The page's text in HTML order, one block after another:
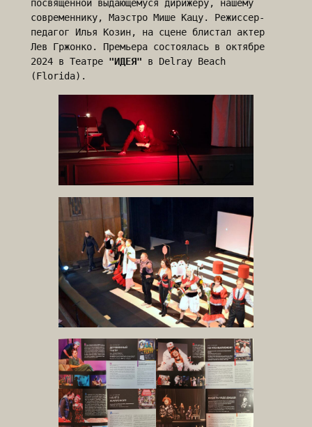
посвященной выдающемуся дирижеру, нашему
современнику, Маэстро Мише Кацу. Режиссер-
педагог Илья Козин, на сцене блистал актер
Лев Гржонко. Премьера состоялась в октябре
2024 в Театре "ИДЕЯ" в Delray Beach
(Florida).